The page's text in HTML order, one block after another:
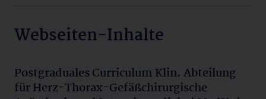
Webseiten-Inhalte
Postgraduales Curriculum Klin. Abteilung
für Herz-Thorax-Gefäßchirurgische